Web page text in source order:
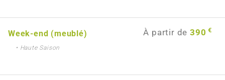
Week-end (meublé) À partir de 390 €
• Haute Saison